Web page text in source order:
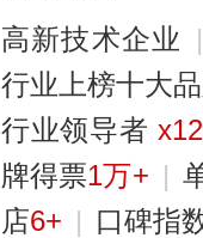
高新技术企业
行业上榜十大
行业领导者
牌得票1万+ |
店6+ | 口碑指